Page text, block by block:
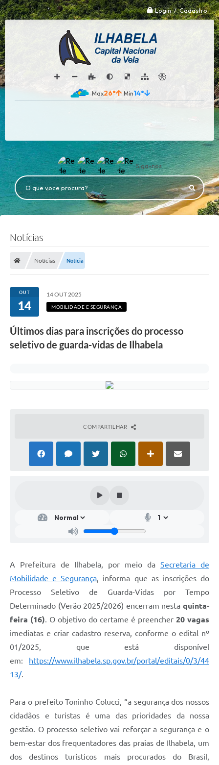
Login / Cadastro
26° 14°
Siga-nos
O que voce procura?
Notícias
Notícias Notícia
OUT
14
14 OUT 2025
MOBILIDADE E SEGURANÇA
Últimos dias para inscrições do processo
seletivo de guarda-vidas de Ilhabela
COMPARTILHAR
A Prefeitura de Ilhabela, por meio da Secretaria de
Mobilidade e Segurança , informa que as inscrições do
Processo Seletivo de Guarda-Vidas por Tempo
Determinado (Verão 2025/2026) encerram nesta quinta-
feira (16) . O objetivo do certame é preencher 20 vagas
imediatas e criar cadastro reserva, conforme o edital nº
01/2025, que está disponível
em: https://www.ilhabela.sp.gov.br/portal/editais/0/3/44
13/.
Para o prefeito Toninho Colucci, “a segurança dos nossos
cidadãos e turistas é uma das prioridades da nossa
gestão. O processo seletivo vai reforçar a segurança e o
bem-estar dos frequentadores das praias de Ilhabela, um
dos destinos turísticos mais procurados do Brasil,